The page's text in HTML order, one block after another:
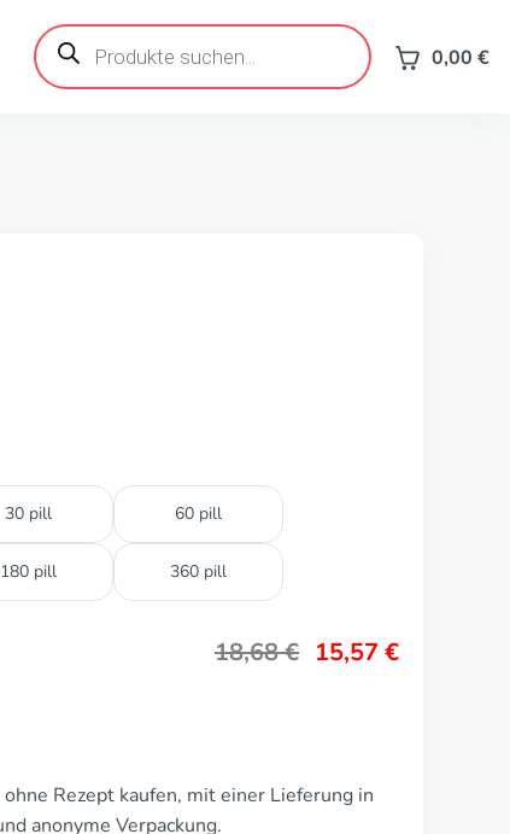
Products
search 0,00 €
30 pill 60 pill
180 pill 360 pill
18,68€ 15,57 €
Rezept kaufen, mit einer Lieferung in
anonyme Verpackung.